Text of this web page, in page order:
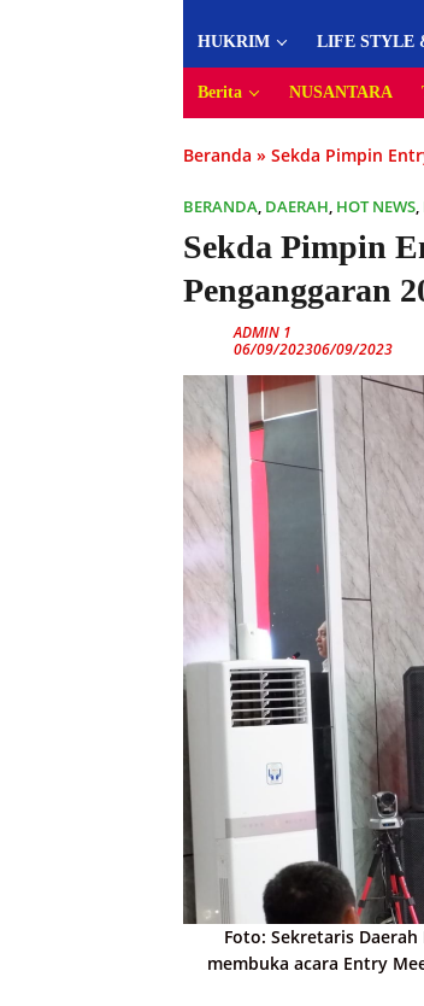
HUKRIM LIFE STYLE
Berita NUSANTARA
Beranda » Sekda Pimpin
BERANDA, DAERAH, HOT NEWS,
Sekda Pimpin
Penganggaran
ADMIN 1
06/09/202306/09/2023
Foto: Sekretaris
membuka acara Entry